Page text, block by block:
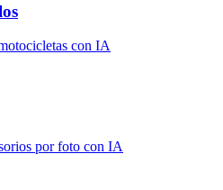
con IA
por foto con IA